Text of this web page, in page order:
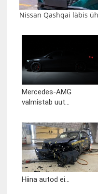
Nissan Qashqai läbis
Mercedes-AMG
valmistab uut...
Hiina autod ei...